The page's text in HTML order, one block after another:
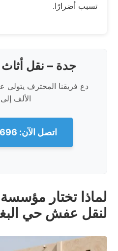
تسبب أضرارًا.
جدة – نقل
دع فريقنا المحترف يتولى
الألف إلى
اتصل الآن: 0560329696
لماذا تختار
لنقل عفش حي